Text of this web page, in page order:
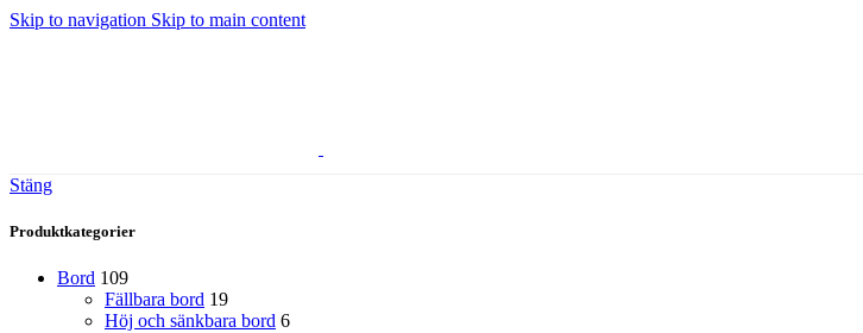
Skip to navigation Skip to main content
Stäng
Produktkategorier
Bord 109
Fällbara bord 19
Höj och sänkbara bord 6